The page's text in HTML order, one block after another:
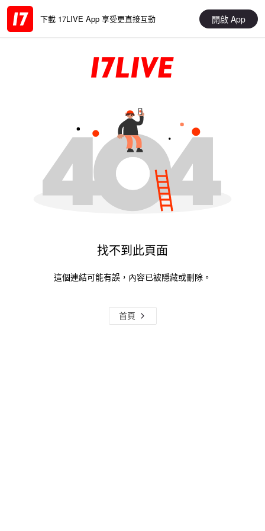
下載 17LIVE App 享受更直接互動 開啟 App
找不到此頁面
這個連結可能有誤，內容已被隱藏或刪除。
首頁